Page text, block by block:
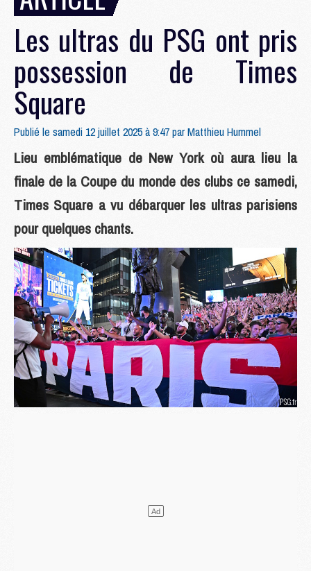
Les ultras du PSG ont pris
possession de Times
Square
Publié le samedi 12 juillet 2025 à 9:47 parMatthieu Hummel
Lieu emblématique de New York où aura lieu la
finale de la Coupe du monde des clubs ce samedi,
Times Square a vu débarquer les ultras parisiens
pour quelques chants.